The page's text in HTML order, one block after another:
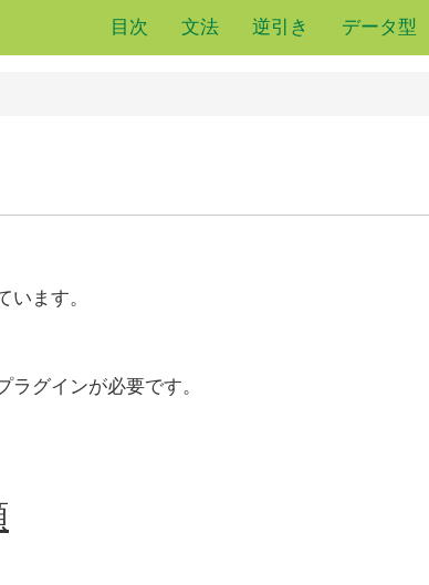
目次 文法 逆引き データ型
ます。
グインが必要です。